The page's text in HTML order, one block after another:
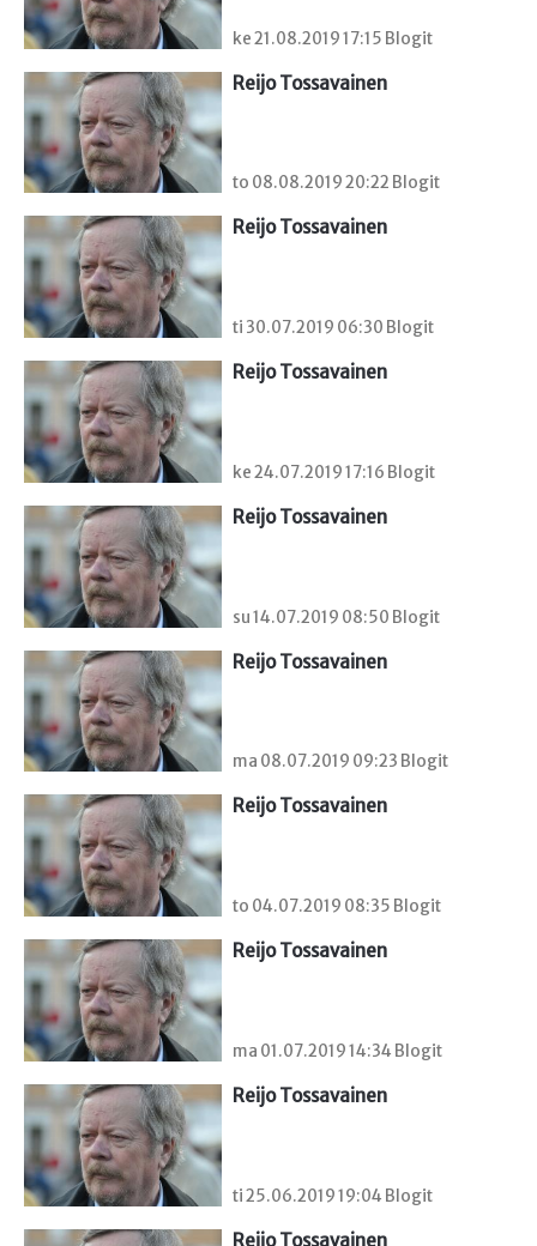
ke 21.08.2019 17:15 Blogit
Reijo Tossavainen
to 08.08.2019 20:22 Blogit
Reijo Tossavainen
ti 30.07.2019 06:30 Blogit
Reijo Tossavainen
ke 24.07.2019 17:16 Blogit
Reijo Tossavainen
su 14.07.2019 08:50 Blogit
Reijo Tossavainen
ma 08.07.2019 09:23 Blogit
Reijo Tossavainen
to 04.07.2019 08:35 Blogit
Reijo Tossavainen
ma 01.07.2019 14:34 Blogit
Reijo Tossavainen
ti 25.06.2019 19:04 Blogit
Reijo Tossavainen